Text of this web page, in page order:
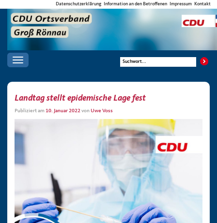
Datenschutzerklärung Information an den Betroffenen Impressum Kontakt
Toggle
navigation
Landtag stellt epidemische Lage fest
Publiziert am 10. Januar 2022von Uwe Voss